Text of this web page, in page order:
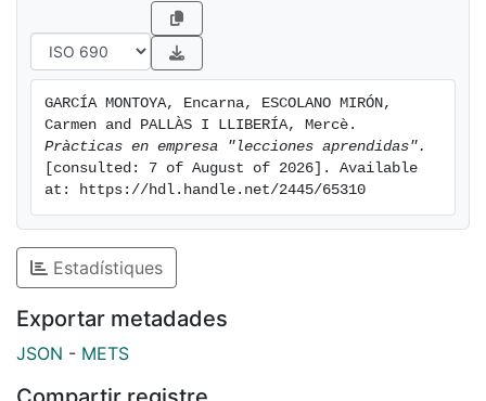
GARCÍA MONTOYA, Encarna, ESCOLANO MIRÓN,
Pràcticas en empresa "lecciones aprendidas".
[consulted: 7 of August of 2026]. Available
at: https://hdl.handle.net/2445/65310
Estadístiques
Exportar metadades
JSON - METS